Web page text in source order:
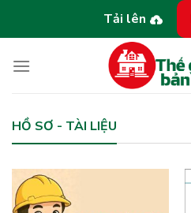
dung
Tải lên
HỒ SƠ - TÀI LIỆU